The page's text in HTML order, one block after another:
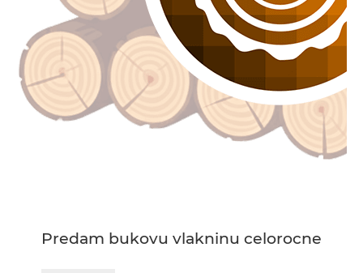
Predam bukovu vlakninu celorocne